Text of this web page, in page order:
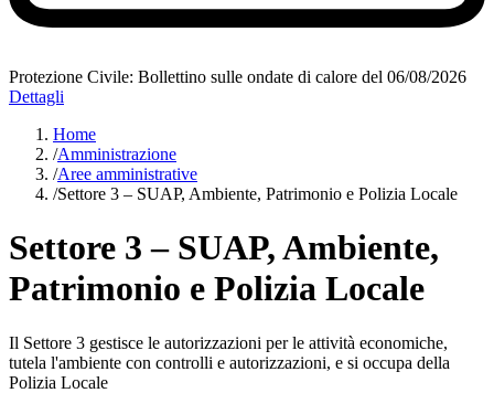
Protezione Civile: Bollettino sulle ondate di calore del 06/08/2026
Dettagli
Home
/Amministrazione
/Aree amministrative
/Settore 3 – SUAP, Ambiente, Patrimonio e Polizia Locale
Settore 3 – SUAP, Ambiente,
Patrimonio e Polizia Locale
Il Settore 3 gestisce le autorizzazioni per le attività economiche,
tutela l'ambiente con controlli e autorizzazioni, e si occupa della
Polizia Locale